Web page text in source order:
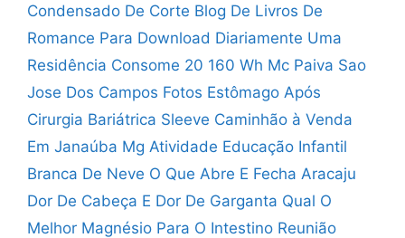
Condensado De Corte Blog De Livros De
Romance Para Download Diariamente Uma
Residência Consome 20 160 Wh Mc Paiva Sao
Jose Dos Campos Fotos Estômago Após
Cirurgia Bariátrica Sleeve Caminhão à Venda
Em Janaúba Mg Atividade Educação Infantil
Branca De Neve O Que Abre E Fecha Aracaju
Dor De Cabeça E Dor De Garganta Qual O
Melhor Magnésio Para O Intestino Reunião